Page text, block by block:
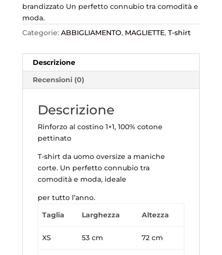
brandizzato Un perfetto connubio tra comodità e
moda.
Categorie: ABBIGLIAMENTO, MAGLIETTE, T-shirt
Descrizione
Recensioni (0)
Descrizione
Rinforzo al costino 1×1, 100% cotone
pettinato
T-shirt da uomo oversize a maniche
corte. Un perfetto connubio tra
comodità e moda, ideale
per tutto l’anno.
Taglia
Larghezza Altezza
XS 53 cm 72 cm